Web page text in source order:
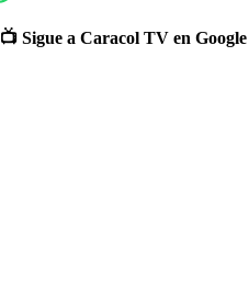
📺 Sigue a Caracol TV en